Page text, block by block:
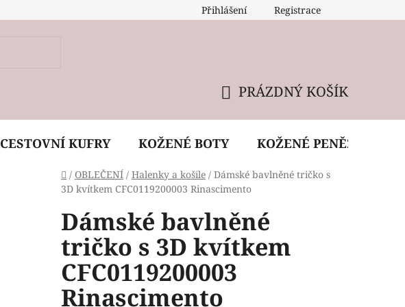
Reklamační podmínky
Přihlášení Registrace
KOŠÍK
PRÁZDNÝ KOŠÍK
CESTOVNÍ KUFRY KOŽENÉ BOTY KOŽENÉ PENĚŽENKY
Domů
/ OBLEČENÍ / Halenky a košile / Dámské bavlněné tričko s
3D kvítkem CFC0119200003 Rinascimento
Dámské bavlněné
tričko s 3D kvítkem
CFC0119200003
Rinascimento